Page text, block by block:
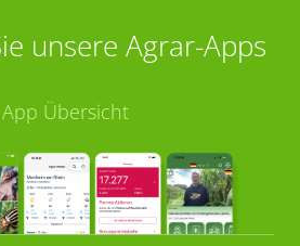
unsere Agrar-Apps
App Übersicht